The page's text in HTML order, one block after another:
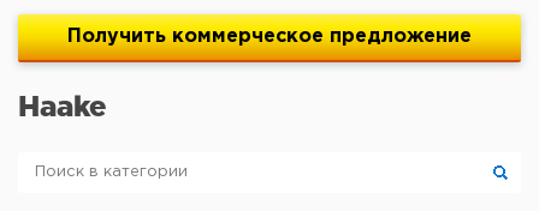
Получить коммерческое предложение
Haake